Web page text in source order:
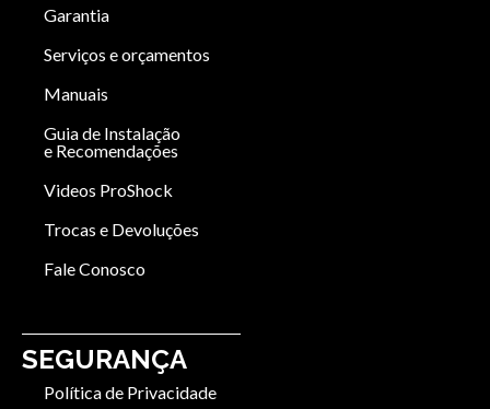
Garantia
Serviços e orçamentos
Manuais
Guia de Instalação
e Recomendações
Videos ProShock
Trocas e Devoluções
Fale Conosco
SEGURANÇA
Política de Privacidade